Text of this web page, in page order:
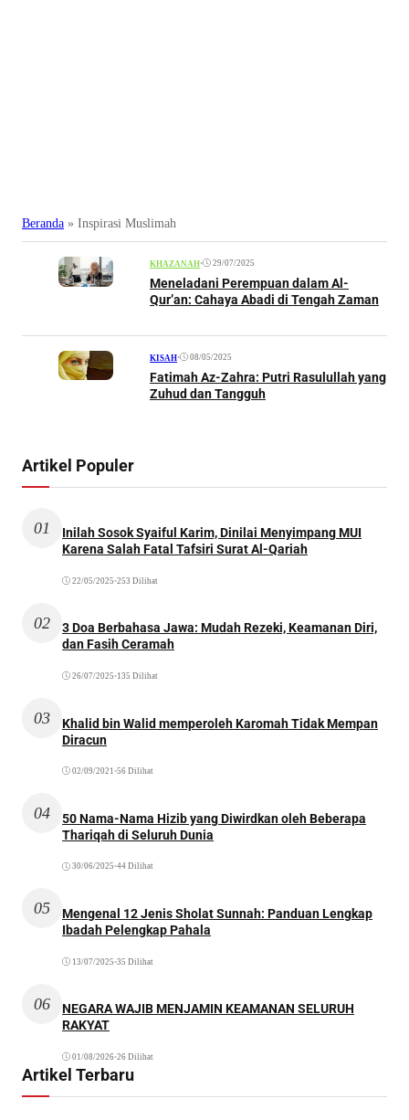
Beranda » Inspirasi Muslimah
KHAZANAH• 29/07/2025
Meneladani Perempuan dalam Al-
Qur’an: Cahaya Abadi di Tengah Zaman
KISAH• 08/05/2025
Fatimah Az-Zahra: Putri Rasulullah yang
Zuhud dan Tangguh
Artikel Populer
01
Inilah Sosok Syaiful Karim, Dinilai Menyimpang MUI
Karena Salah Fatal Tafsiri Surat Al-Qariah
22/05/2025 •253 Dilihat
02
3 Doa Berbahasa Jawa: Mudah Rezeki, Keamanan Diri,
dan Fasih Ceramah
26/07/2025 •135 Dilihat
03
Khalid bin Walid memperoleh Karomah Tidak Mempan
Diracun
02/09/2021 •56 Dilihat
04
50 Nama-Nama Hizib yang Diwirdkan oleh Beberapa
Thariqah di Seluruh Dunia
30/06/2025 •44 Dilihat
05
Mengenal 12 Jenis Sholat Sunnah: Panduan Lengkap
Ibadah Pelengkap Pahala
13/07/2025 •35 Dilihat
06
NEGARA WAJIB MENJAMIN KEAMANAN SELURUH
RAKYAT
01/08/2026•26 Dilihat
Artikel Terbaru